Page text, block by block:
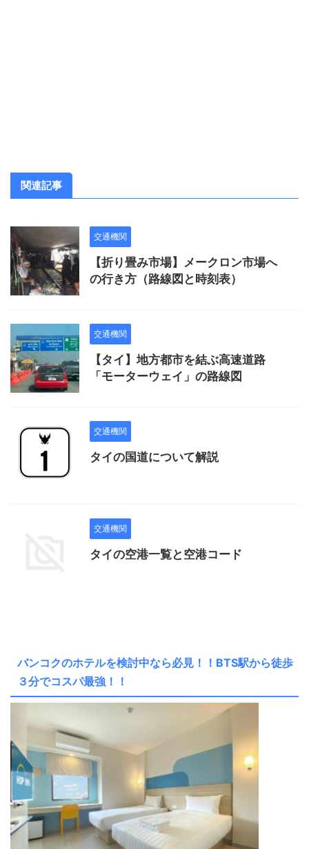
関連記事
交通機関
【折り畳み市場】メークロン市場へ
の行き方（路線図と時刻表）
交通機関
【タイ】地方都市を結ぶ高速道路
「モーターウェイ」の路線図
交通機関
タイの国道について解説
交通機関
タイの空港一覧と空港コード
バンコクのホテルを検討中なら必見！！BTS駅から徒歩
３分でコスパ最強！！